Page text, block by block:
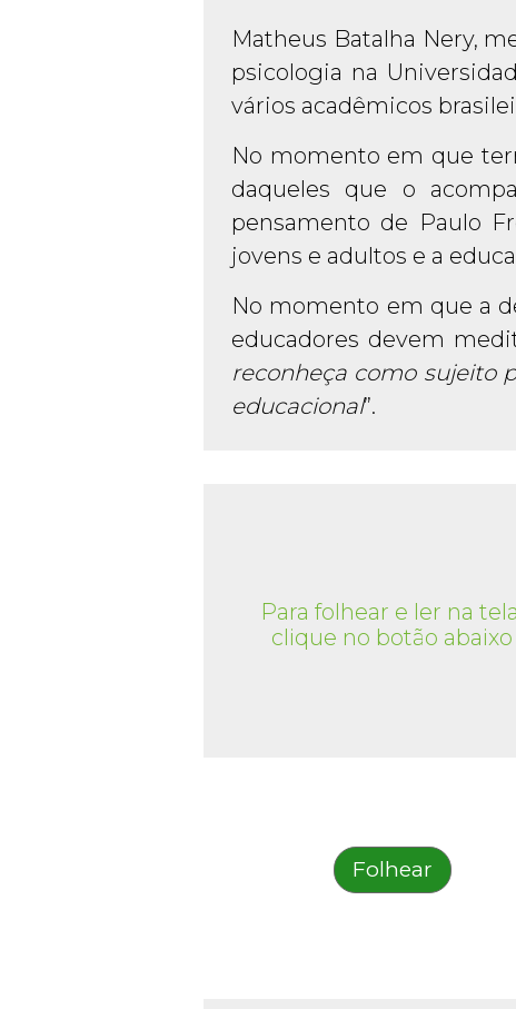
Matheus Batalha Nery,
psicologia na
vários acadêmicos
No momento em que
daqueles que o
pensamento de Paulo
jovens e adultos e a
No momento em que a
educadores devem
reconheça como sujeito
educacional”.
Para folhear e ler na
clique no botão abaixo
Folhear